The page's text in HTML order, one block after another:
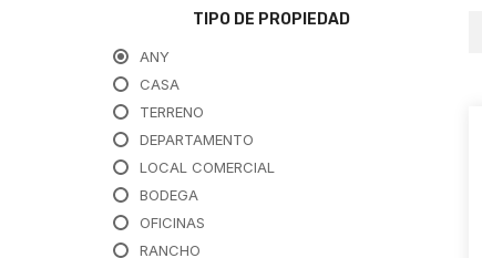
TIPO DE PROPIEDAD
ANY
CASA
TERRENO
DEPARTAMENTO
LOCAL COMERCIAL
BODEGA
OFICINAS
RANCHO